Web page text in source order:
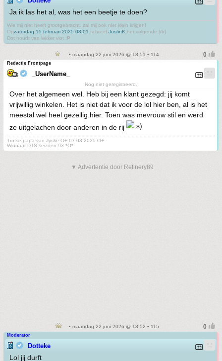
Ja ik las het al, was het een beetje te doen?
Wie mij niet heeft grootgebracht, zal mij ook niet klein krijgen!
Opzaterdag 15 februari 2025 08:01 schreef JustinK het volgende:[/b]
Dot houdt van lekker vlot :P
• maandag 22 juni 2026 @ 18:51 • 114
Redactie Frontpage
_UserName_
Nog niet geregistreerd.
Over het algemeen wel. Heb bij een klant gezegd: jij komt
vrijwillig winkelen. Het is niet dat ik voor de lol hier ben, al is het
meestal wel heel gezellig hier. Toen was mevrouw stil en werd
ze uitgelachen door anderen in de rij
Trotse papa van Jyske O+ 07-03-2025 O+
Winnaar DTS seizoen 93 *O*
▼ Advertentie door Refinery89
• maandag 22 juni 2026 @ 18:52 • 115
Moderator
Dotteke
Lol jij durft